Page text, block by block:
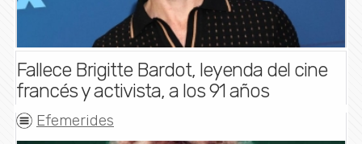
Fallece Brigitte Bardot, leyenda del cine
francés y activista, a los 91 años
Efemerides